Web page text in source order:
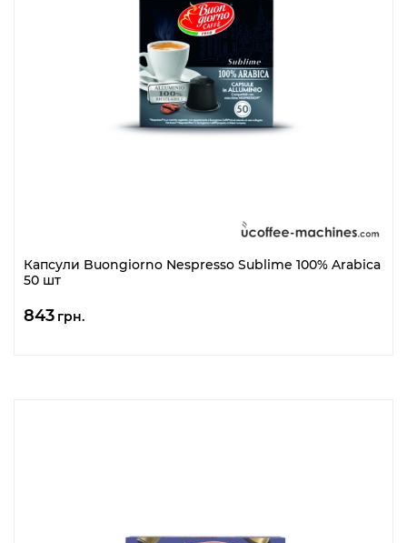
Капсули Buongiorno Nespresso Sublime 100% Arabica
50 шт
843 грн.